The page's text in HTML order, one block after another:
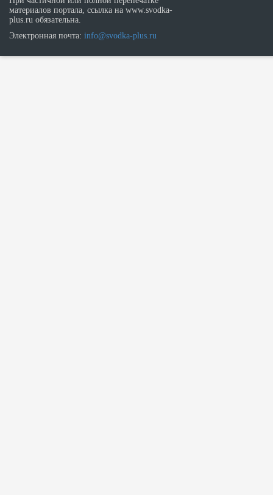
материалов портала, ссылка на www.svodka-
plus.ru обязательна.
Электронная почта: info@svodka-plus.ru